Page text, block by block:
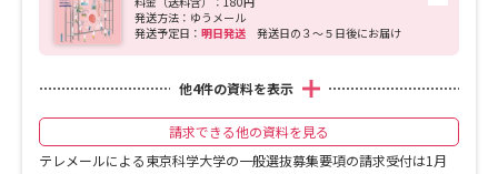
発送方法：ゆうメール
発送予定日： 明日発送 発送日の３～５日後にお届け
他4件の資料を表示
請求できる他の資料を見る
テレメールによる東京科学大学の一般選抜募集要項の請求受付は1月